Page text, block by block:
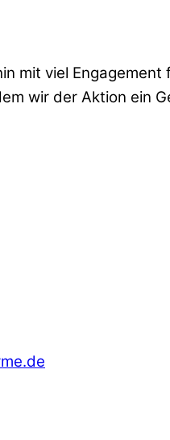
mit viel Engagement
wir der Aktion ein